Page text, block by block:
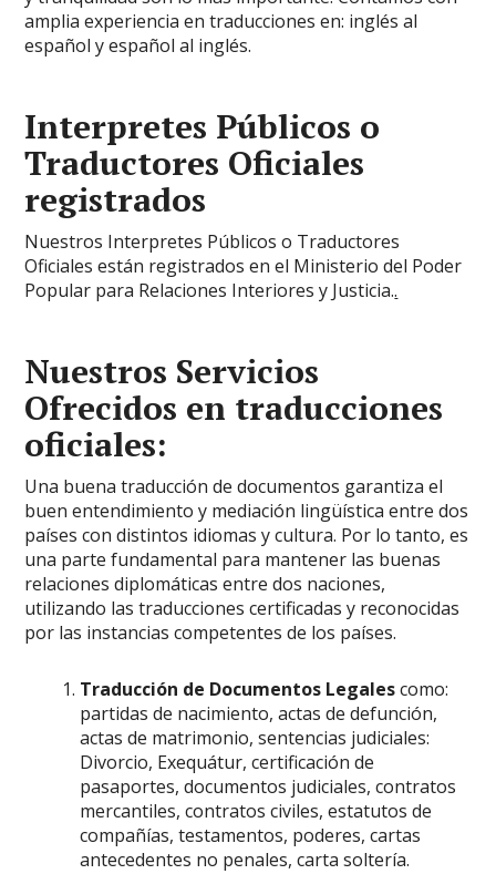
amplia experiencia en traducciones en: inglés al
español y español al inglés.
Interpretes Públicos o
Traductores Oficiales
registrados
Nuestros Interpretes Públicos o Traductores
Oficiales están registrados en el Ministerio del Poder
Popular para Relaciones Interiores y Justicia..
Nuestros Servicios
Ofrecidos en traducciones
oficiales:
Una buena traducción de documentos garantiza el
buen entendimiento y mediación lingüística entre dos
países con distintos idiomas y cultura. Por lo tanto, es
una parte fundamental para mantener las buenas
relaciones diplomáticas entre dos naciones,
utilizando las traducciones certificadas y reconocidas
por las instancias competentes de los países.
Traducción de Documentos Legalescomo:
partidas de nacimiento, actas de defunción,
actas de matrimonio, sentencias judiciales:
Divorcio, Exequátur, certificación de
pasaportes, documentos judiciales, contratos
mercantiles, contratos civiles, estatutos de
compañías, testamentos, poderes, cartas
antecedentes no penales, carta soltería.